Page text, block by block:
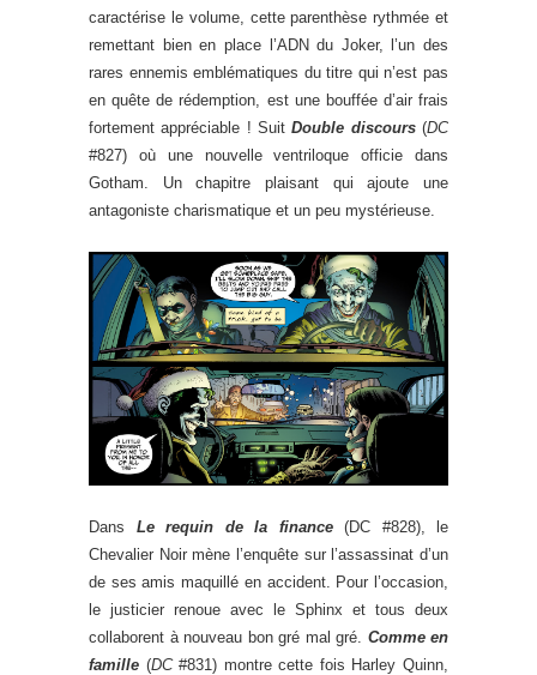
caractérise le volume, cette parenthèse rythmée et
remettant bien en place l’ADN du Joker, l’un des
rares ennemis emblématiques du titre qui n’est pas
en quête de rédemption, est une bouffée d’air frais
fortement appréciable ! SuitDouble discours(DC
#827) où une nouvelle ventriloque officie dans
Gotham. Un chapitre plaisant qui ajoute une
antagoniste charismatique et un peu mystérieuse.
Dans Le requin de la finance(DC #828), le
Chevalier Noir mène l’enquête sur l’assassinat d’un
de ses amis maquillé en accident. Pour l’occasion,
le justicier renoue avec le Sphinx et tous deux
collaborent à nouveau bon gré mal gré. Comme en
famille (DC#831) montre cette fois Harley Quinn,